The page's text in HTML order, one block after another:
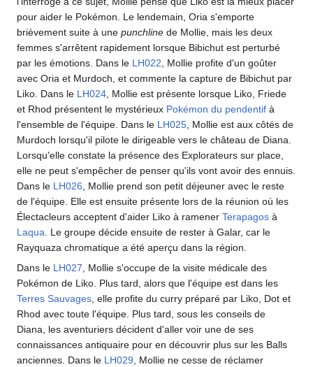
pour aider le Pokémon. Le lendemain, Oria s'emporte
brièvement suite à une punchline de Mollie, mais les deux
femmes s'arrêtent rapidement lorsque Bibichut est perturbé
par les émotions. Dans le LH022, Mollie profite d'un goûter
avec Oria et Murdoch, et commente la capture de Bibichut par
Liko. Dans le LH024, Mollie est présente lorsque Liko, Friede
et Rhod présentent le mystérieux Pokémon du pendentif à
l'ensemble de l'équipe. Dans le LH025, Mollie est aux côtés de
Murdoch lorsqu'il pilote le dirigeable vers le château de Diana.
Lorsqu'elle constate la présence des Explorateurs sur place,
elle ne peut s'empêcher de penser qu'ils vont avoir des ennuis.
Dans le LH026, Mollie prend son petit déjeuner avec le reste
de l'équipe. Elle est ensuite présente lors de la réunion où les
Électacleurs acceptent d'aider Liko à ramener Terapagos à
Laqua. Le groupe décide ensuite de rester à Galar, car le
Rayquaza chromatique a été aperçu dans la région.
Dans le LH027, Mollie s'occupe de la visite médicale des
Pokémon de Liko. Plus tard, alors que l'équipe est dans les
Terres Sauvages, elle profite du curry préparé par Liko, Dot et
Rhod avec toute l'équipe. Plus tard, sous les conseils de
Diana, les aventuriers décident d'aller voir une de ses
connaissances antiquaire pour en découvrir plus sur les Balls
anciennes. Dans le LH029, Mollie ne cesse de réclamer